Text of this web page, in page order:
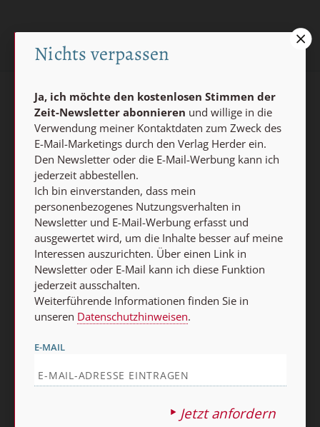
AGB und Widerrufsbelehrung Datenschutz
Barrierefreiheit Impressum
Vertrag widerrufen
Abo online kündigen
Nichts verpassen
Ja, ich möchte den kostenlosen Stimmen der
Zeit-Newsletter abonnieren und willige in die
Verwendung meiner Kontaktdaten zum Zweck des
E-Mail-Marketings durch den Verlag Herder ein.
Den Newsletter oder die E-Mail-Werbung kann ich
jederzeit abbestellen.
Ich bin einverstanden, dass mein
personenbezogenes Nutzungsverhalten in
Newsletter und E-Mail-Werbung erfasst und
ausgewertet wird, um die Inhalte besser auf meine
Interessen auszurichten. Über einen Link in
Newsletter oder E-Mail kann ich diese Funktion
jederzeit ausschalten.
Weiterführende Informationen finden Sie in
unseren Datenschutzhinweisen.
E-MAIL
Jetzt anfordern